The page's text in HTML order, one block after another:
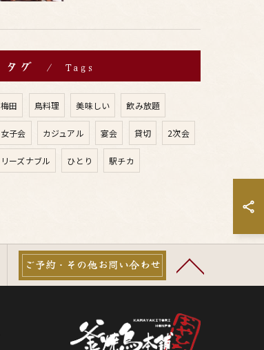
タグ Tags
梅田 鳥料理 美味しい 飲み放題
女子会 カジュアル 宴会 貸切 2次会
リーズナブル ひとり 駅チカ
ご予約・その他お問い合わせ